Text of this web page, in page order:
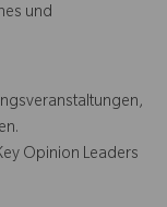
und
Opinion Leaders